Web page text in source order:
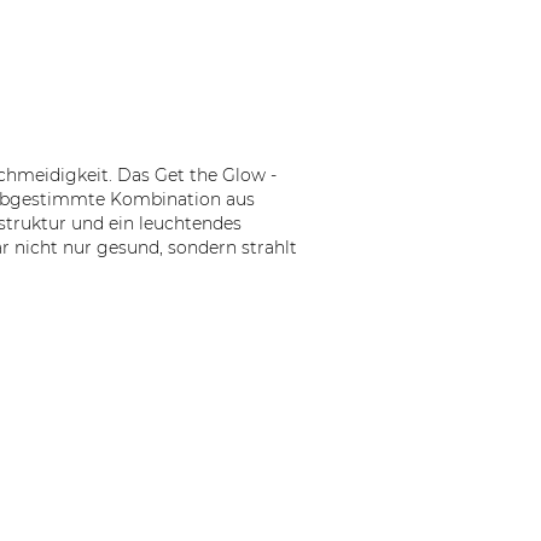
Das Get the Glow -
Kombination aus
und ein leuchtendes
nicht nur gesund, sondern strahlt